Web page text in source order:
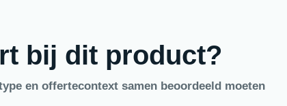
bij dit product?
en offertecontext samen beoordeeld moeten